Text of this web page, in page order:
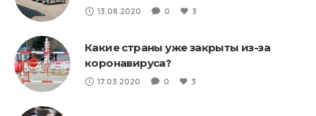
13.08.2020 0 3
Какие страны уже закрыты из-за
коронавируса?
17.03.2020 0 3